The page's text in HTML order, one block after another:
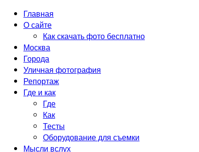
Главная
О сайте
Как скачать фото бесплатно
Москва
Города
Уличная фотография
Репортаж
Где и как
Где
Как
Тесты
Оборудование для съемки
Мысли вслух